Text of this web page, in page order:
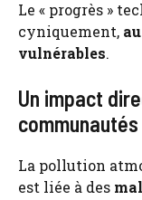
Le « progrès »
cyniquement,
vulnérables.
Un impact
La pollution
est liée à des